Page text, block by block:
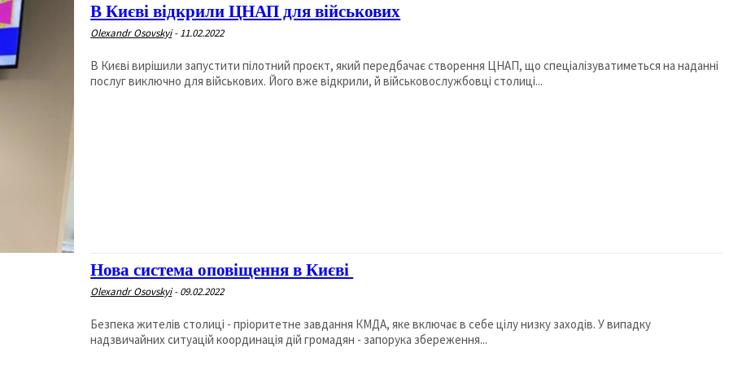
В Києві відкрили ЦНАП для військових
Olexandr Osovskyi - 11.02.2022
В Києві вирішили запустити пілотний проєкт, який передбачає створення ЦНАП, що спеціалізуватиметься на наданні
послуг виключно для військових. Його вже відкрили, й військовослужбовці столиці...
Нова система оповіщення в Києві
Olexandr Osovskyi - 09.02.2022
Безпека жителів столиці - пріоритетне завдання КМДА, яке включає в себе цілу низку заходів. У випадку
надзвичайних ситуацій координація дій громадян - запорука збереження...